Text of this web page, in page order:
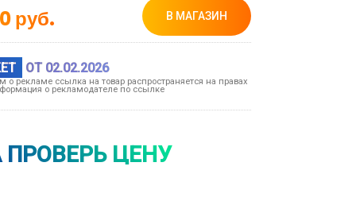
руб. В МАГАЗИН
ОТ 02.02.2026
о рекламе ссылка на товар распространяется на правах
о рекламодателе по ссылке
ЦЕНУ